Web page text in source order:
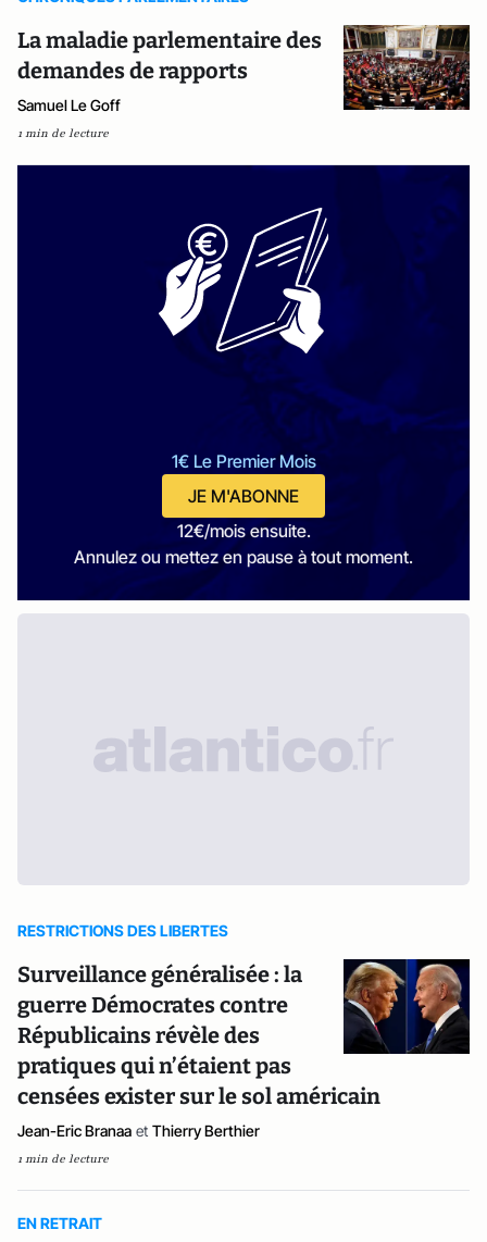
La maladie parlementaire des
demandes de rapports
Samuel Le Goff
1 min de lecture
1€ Le Premier Mois
JE M'ABONNE
12€/mois ensuite.
Annulez ou mettez en pause à tout moment.
RESTRICTIONS DES LIBERTES
Surveillance généralisée : la
guerre Démocrates contre
Républicains révèle des
pratiques qui n’étaient pas
censées exister sur le sol américain
Jean-Eric Branaa et Thierry Berthier
1 min de lecture
EN RETRAIT